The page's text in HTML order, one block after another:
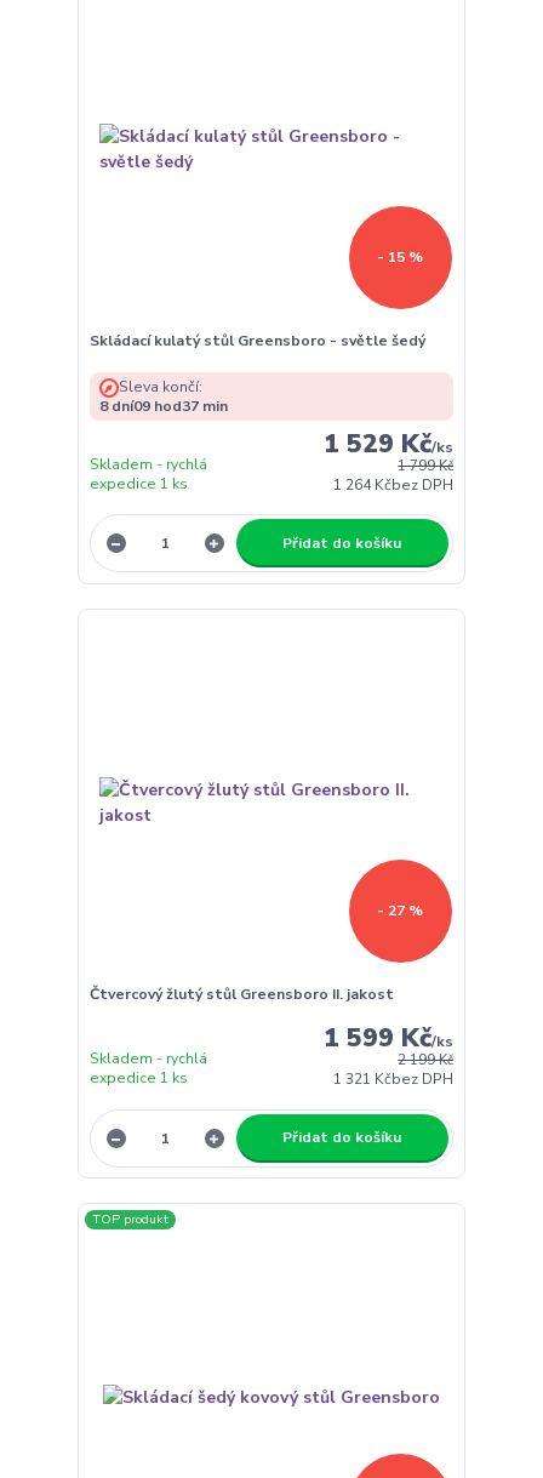
- 15 %
Skládací kulatý stůl Greensboro - světle šedý
1 799 Kč
1 529 Kč/ks
1 264 Kčbez DPH
Skladem - rychlá
expedice 1 ks
Sleva končí:
8 dní09 hod37 min
Přidat do košíku
- 27 %
Čtvercový žlutý stůl Greensboro II. jakost
2 199 Kč
1 599 Kč/ks
1 321 Kčbez DPH
Skladem - rychlá
expedice 1 ks
Přidat do košíku
TOP produkt